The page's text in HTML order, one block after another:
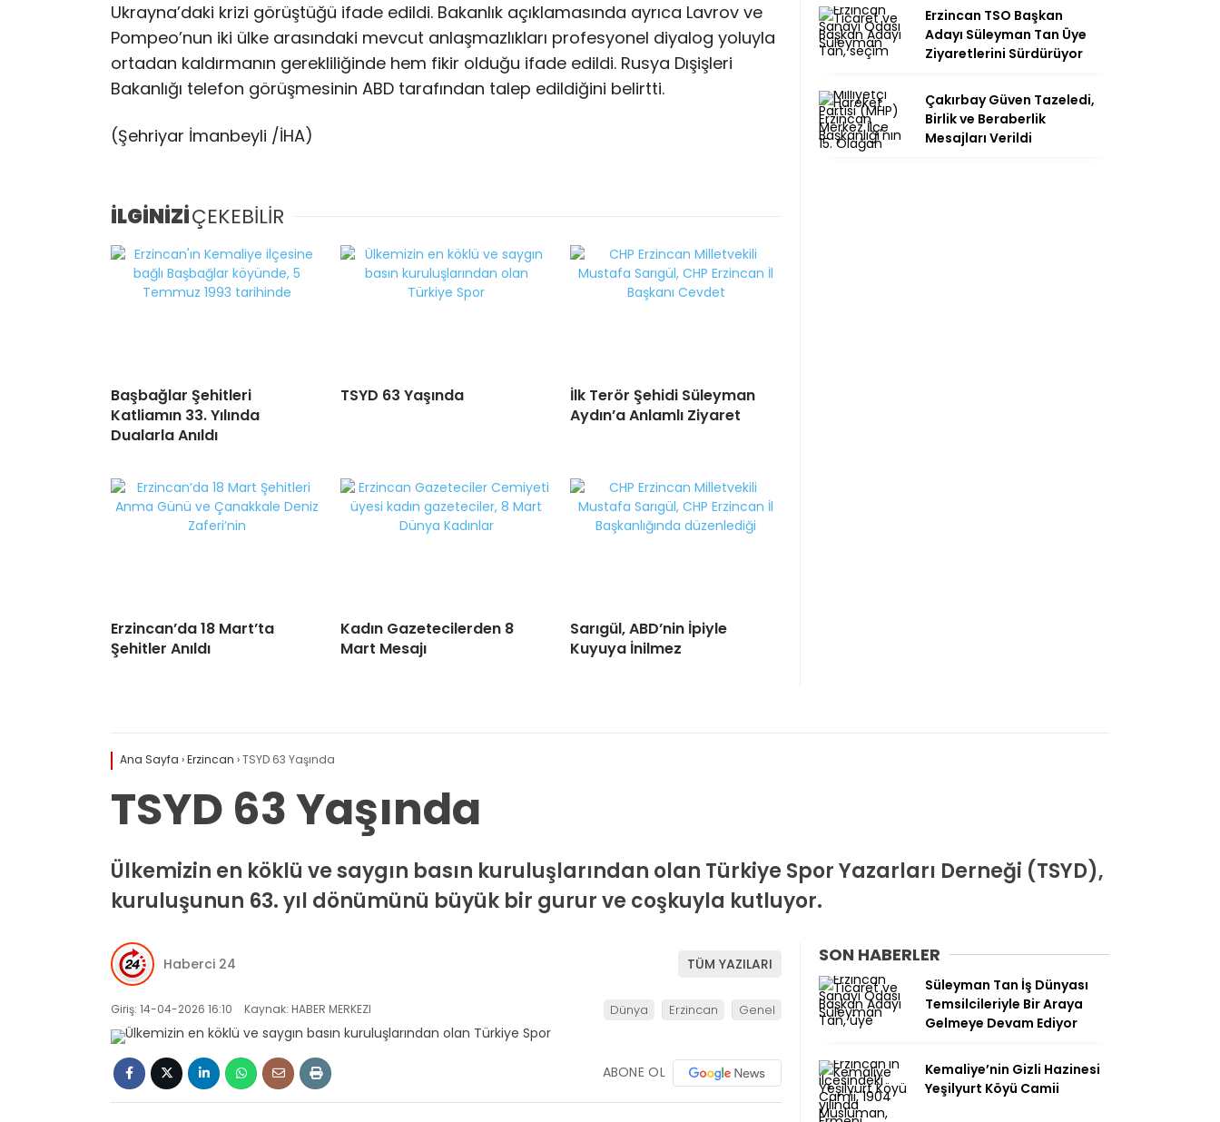
Ukrayna’daki krizi görüştüğü ifade edildi. Bakanlık açıklamasında ayrıca Lavrov ve
Pompeo’nun iki ülke arasındaki mevcut anlaşmazlıkları profesyonel diyalog yoluyla
ortadan kaldırmanın gerekliliğinde hem fikir olduğu ifade edildi. Rusya Dışişleri
Bakanlığı telefon görüşmesinin ABD tarafından talep edildiğini belirtti.
(Şehriyar İmanbeyli /İHA)
İLGİNİZİÇEKEBİLİR
Başbağlar Şehitleri
Katliamın 33. Yılında
Dualarla Anıldı
TSYD 63 Yaşında
İlk Terör Şehidi Süleyman
Aydın’a Anlamlı Ziyaret
Erzincan’da 18 Mart’ta
Şehitler Anıldı
Kadın Gazetecilerden 8
Mart Mesajı
Sarıgül, ABD’nin İpiyle
Kuyuya İnilmez
Erzincan TSO Başkan
Adayı Süleyman Tan Üye
Ziyaretlerini Sürdürüyor
Çakırbay Güven Tazeledi,
Birlik ve Beraberlik
Mesajları Verildi
Ana Sayfa ›Erzincan ›TSYD 63 Yaşında
TSYD 63 Yaşında
Ülkemizin en köklü ve saygın basın kuruluşlarından olan Türkiye Spor Yazarları Derneği (TSYD),
kuruluşunun 63. yıl dönümünü büyük bir gurur ve coşkuyla kutluyor.
Haberci 24 TÜM YAZILARI
Giriş: 14-04-2026 16:10 Kaynak: HABER MERKEZI Dünya Erzincan Genel
ABONE OL
SON HABERLER
Süleyman Tan İş Dünyası
Temsilcileriyle Bir Araya
Gelmeye Devam Ediyor
Kemaliye’nin Gizli Hazinesi
Yeşilyurt Köyü Camii